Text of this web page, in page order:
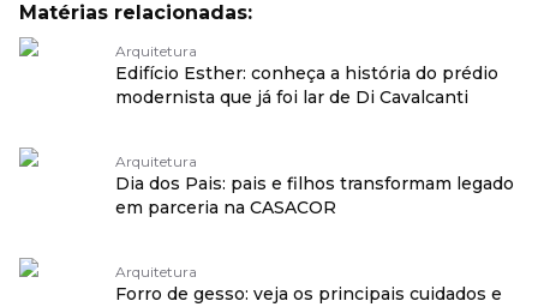
Matérias relacionadas:
Arquitetura
Edifício Esther: conheça a história do prédio
modernista que já foi lar de Di Cavalcanti
Arquitetura
Dia dos Pais: pais e filhos transformam legado
em parceria na CASACOR
Arquitetura
Forro de gesso: veja os principais cuidados e